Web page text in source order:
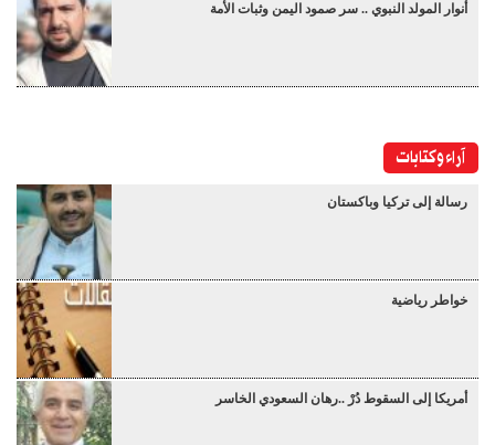
أنوار المولد النبوي .. سر صمود اليمن وثبات الأمة
آراء وكتابات
رسالة إلى تركيا وباكستان
خواطر رياضية
أمريكا إلى السقوط دُرْ ..رهان السعودي الخاسر